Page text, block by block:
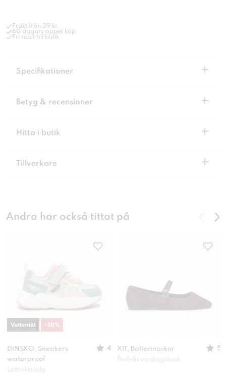
Frakt från 39 kr
60 dagars öppet köp
Fri retur till butik
Specifikationer +
Betyg & recensioner +
Hitta i butik +
Tillverkare +
Andra har också tittat på
DINSKO, Sneakers
waterproof
4
Lättviktssula
Vattentät -30%
XIT, Ballerinaskor
5
Perfekt vardagslook